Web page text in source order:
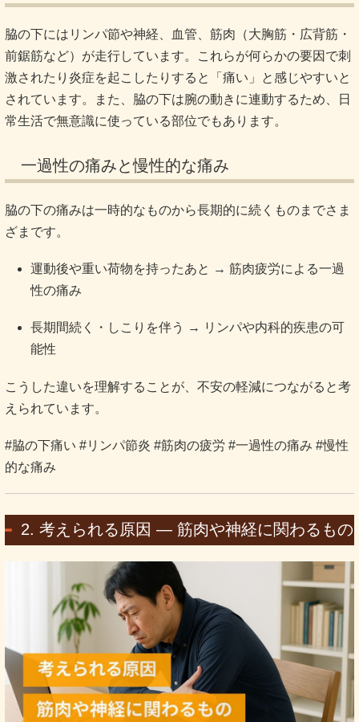
脇の下にはリンパ節や神経、血管、筋肉（大胸筋・広背筋・
前鋸筋など）が走行しています。これらが何らかの要因で刺
激されたり炎症を起こしたりすると「痛い」と感じやすいと
されています。また、脇の下は腕の動きに連動するため、日
常生活で無意識に使っている部位でもあります。
一過性の痛みと慢性的な痛み
脇の下の痛みは一時的なものから長期的に続くものまでさま
ざまです。
運動後や重い荷物を持ったあと → 筋肉疲労による一過
性の痛み
長期間続く・しこりを伴う → リンパや内科的疾患の可
能性
こうした違いを理解することが、不安の軽減につながると考
えられています。
#脇の下痛い #リンパ節炎 #筋肉の疲労 #一過性の痛み #慢性
的な痛み
2. 考えられる原因 ― 筋肉や神経に関わるもの